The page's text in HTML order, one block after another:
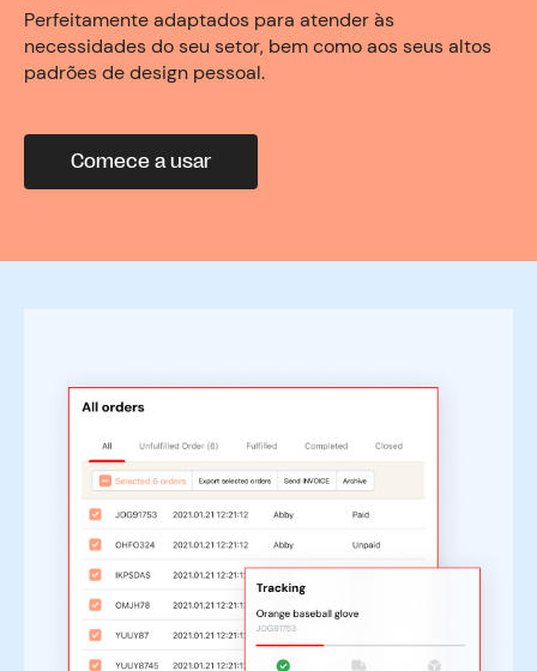
Perfeitamente adaptados para atender às
necessidades do seu setor, bem como aos seus altos
padrões de design pessoal.
Comece a usar